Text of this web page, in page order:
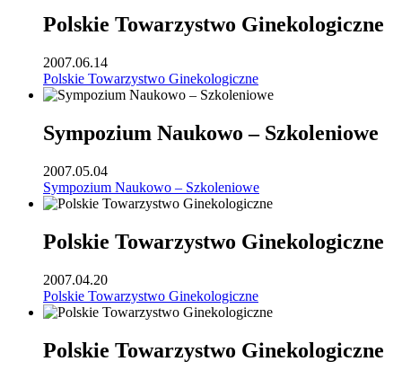
Polskie Towarzystwo Ginekologiczne
2007.06.14
Polskie Towarzystwo Ginekologiczne
Sympozium Naukowo – Szkoleniowe
2007.05.04
Sympozium Naukowo – Szkoleniowe
Polskie Towarzystwo Ginekologiczne
2007.04.20
Polskie Towarzystwo Ginekologiczne
Polskie Towarzystwo Ginekologiczne